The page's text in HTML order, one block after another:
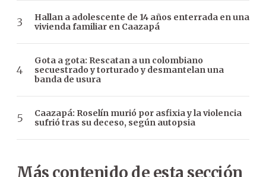
Hallan a adolescente de 14 años enterrada en una
vivienda familiar en Caazapá
Gota a gota: Rescatan a un colombiano
secuestrado y torturado y desmantelan una
banda de usura
Caazapá: Roselín murió por asfixia y la violencia
sufrió tras su deceso, según autopsia
Más contenido de esta sección